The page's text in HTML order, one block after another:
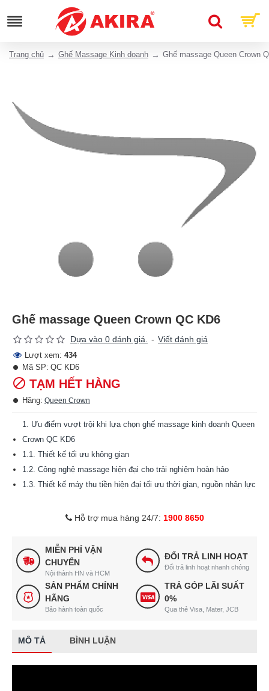
Trang chủ Ghế Massage Kinh doanh Ghế massage Queen Crown
Ghế massage Queen Crown QC KD6
Dựa vào 0 đánh giá. - Viết đánh giá
Lượt xem: 434
TẠM HẾT HÀNG
Hãng: Queen Crown
Mã SP: QC KD6
1. Ưu điểm vượt trội khi lựa chọn ghế massage kinh doanh Queen
Crown QC KD6
1.1. Thiết kế tối ưu không gian
1.2. Công nghệ massage hiện đại cho trải nghiệm hoàn hảo
1.3. Thiết kế máy thu tiền hiện đại tối ưu thời gian, nguồn nhân lực
1.5. Chi phí thấp dễ dàng đầu tư
Crown QC KD6
Hỗ trợ mua hàng 24/7: 1900 8650
MIỄN PHÍ VẬN
CHUYỂN
Nội thành HN và HCM
ĐỔI TRẢ LINH HOẠT
Đổi trả linh hoạt nhanh chóng
SẢN PHẨM CHÍNH
HÃNG
Bảo hành toàn quốc
TRẢ GÓP LÃI SUẤT
0%
Qua thẻ Visa, Mater, JCB
MÔ TẢ BÌNH LUẬN